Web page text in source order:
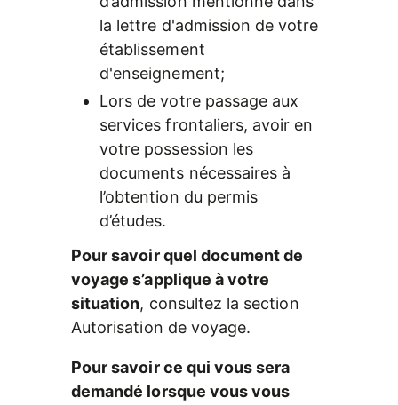
la lettre d'admission de votre
établissement
d'enseignement;
Lors de votre passage aux
services frontaliers, avoir en
votre possession les
documents nécessaires à
l’obtention du permis
d’études.
Pour savoir quel document de
voyage s’applique à votre
situation, consultez la section
Autorisation de voyage.
Pour savoir ce qui vous sera
demandé lorsque vous vous